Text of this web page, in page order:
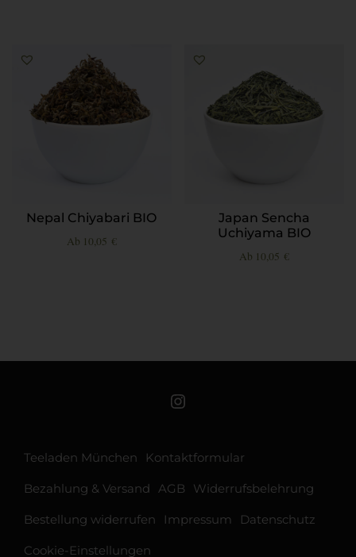
Nepal Chiyabari BIO
Ab 10,05 €
Japan Sencha
Uchiyama BIO
Ab 10,05 €
Teeschale auf Instagram
Teeladen München Kontaktformular
Bezahlung & Versand AGB Widerrufsbelehrung
Bestellung widerrufen Impressum Datenschutz
Cookie-Einstellungen